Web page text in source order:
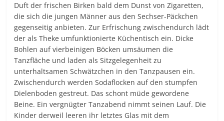
Duft der frischen Birken bald dem Dunst von Zigaretten,
die sich die jungen Männer aus den Sechser-Päckchen
gegenseitig anbieten. Zur Erfrischung zwischendurch lädt
der als Theke umfunktionierte Küchentisch ein. Dicke
Bohlen auf vierbeinigen Böcken umsäumen die
Tanzfläche und laden als Sitzgelegenheit zu
unterhaltsamen Schwätzchen in den Tanzpausen ein.
Zwischendurch werden Sodaflocken auf den stumpfen
Dielenboden gestreut. Das schont müde gewordene
Beine. Ein vergnügter Tanzabend nimmt seinen Lauf. Die
Kinder derweil leeren ihr letztes Glas mit dem